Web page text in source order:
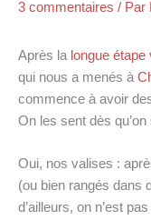
3 commentaires / Par
Après la longue
qui nous a menés à
commence à avoir
On les sent dès
Oui, nos valises :
(ou bien rangés dans
d’ailleurs, on n’est